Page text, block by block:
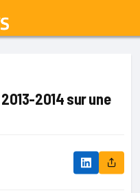
2014 sur une